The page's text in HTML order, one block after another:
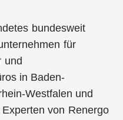
bundesweit
für
und
in Baden-
Westfalen und
von Renergo